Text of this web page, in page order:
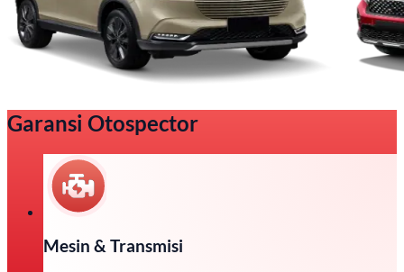
Garansi Otospector
Mesin & Transmisi